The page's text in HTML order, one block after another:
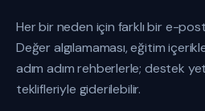
Her bir neden için farklı bir e-
Değer algılamaması, eğitim
adım adım rehberlerle; destek
teklifleriyle giderilebilir.